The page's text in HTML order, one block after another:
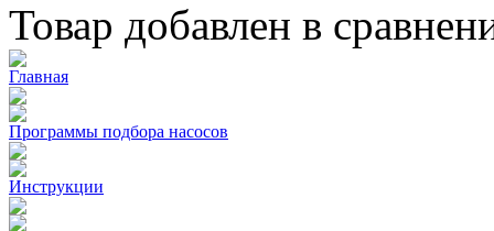
Товар добавлен в
Главная
Программы подбора насосов
Инструкции